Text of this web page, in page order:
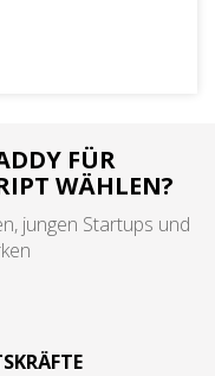
FÜR
WÄHLEN?
jungen Startups und